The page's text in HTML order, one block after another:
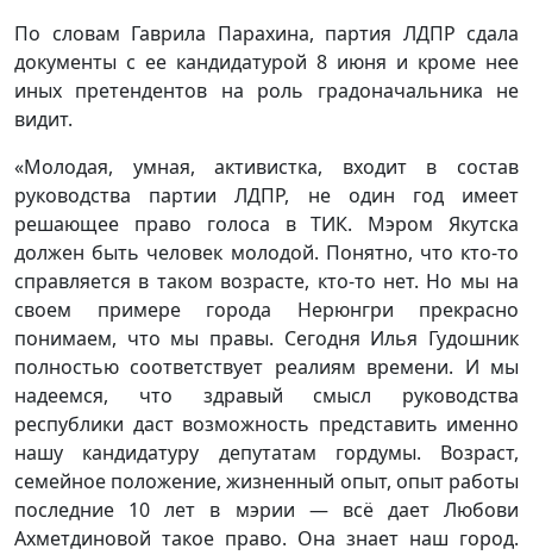
По словам Гаврила Парахина, партия ЛДПР сдала
документы с ее кандидатурой 8 июня и кроме нее
иных претендентов на роль градоначальника не
видит.
«Молодая, умная, активистка, входит в состав
руководства партии ЛДПР, не один год имеет
решающее право голоса в ТИК. Мэром Якутска
должен быть человек молодой. Понятно, что кто-то
справляется в таком возрасте, кто-то нет. Но мы на
своем примере города Нерюнгри прекрасно
понимаем, что мы правы. Сегодня Илья Гудошник
полностью соответствует реалиям времени. И мы
надеемся, что здравый смысл руководства
республики даст возможность представить именно
нашу кандидатуру депутатам гордумы. Возраст,
семейное положение, жизненный опыт, опыт работы
последние 10 лет в мэрии — всё дает Любови
Ахметдиновой такое право. Она знает наш город.